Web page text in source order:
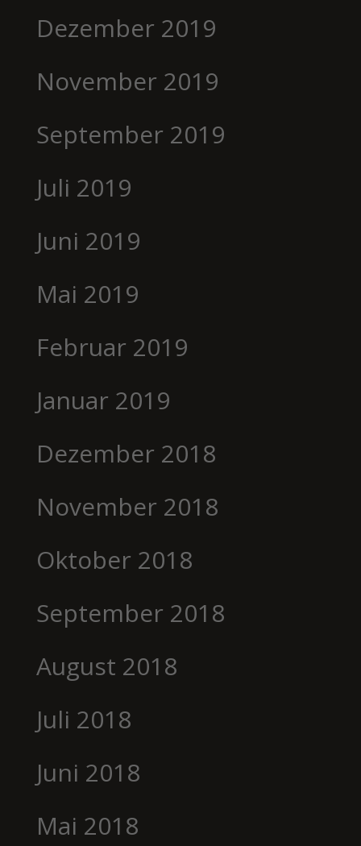
Dezember 2019
November 2019
September 2019
Juli 2019
Juni 2019
Mai 2019
Februar 2019
Januar 2019
Dezember 2018
November 2018
Oktober 2018
September 2018
August 2018
Juli 2018
Juni 2018
Mai 2018